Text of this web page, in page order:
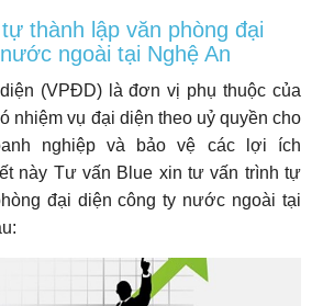
thành lập văn phòng đại
ngoài tại Nghệ An
(VPĐD) là đơn vị phụ thuộc của
nhiệm vụ đại diện theo uỷ quyền cho
nghiệp và bảo vệ các lợi ích
này Tư vấn Blue xin tư vấn trình tự
đại diện công ty nước ngoài tại